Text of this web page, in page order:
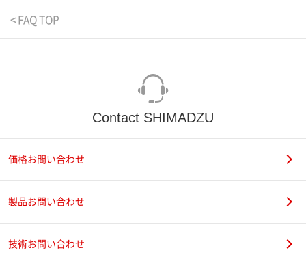
< FAQ TOP
Contact SHIMADZU
価格お問い合わせ
製品お問い合わせ
技術お問い合わせ